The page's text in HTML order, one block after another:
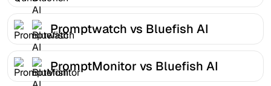
Promptwatch vs Bluefish AI
PromptMonitor vs Bluefish AI